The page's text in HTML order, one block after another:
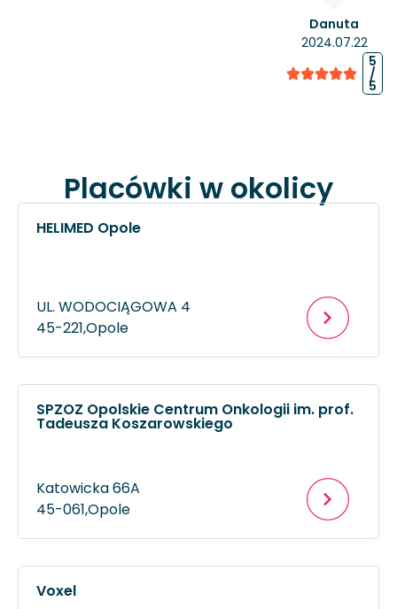
Danuta
2024.07.22
5
/
5
Placówki w okolicy
HELIMED Opole
UL. WODOCIĄGOWA 4
45-221,Opole
SPZOZ Opolskie Centrum Onkologii im. prof.
Tadeusza Koszarowskiego
Katowicka 66A
45-061,Opole
Voxel